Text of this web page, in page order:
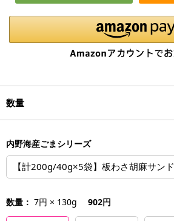
数量
内野海産ごまシリーズ
【計200g/40g×5袋】板わさ胡麻サンド
数量： 7円 × 130g 902円